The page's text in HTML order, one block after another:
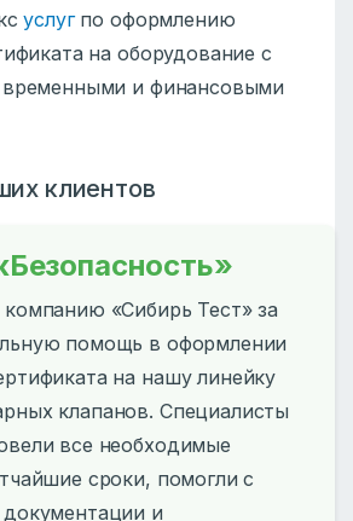
услугпо оформлению
на оборудование с
и финансовыми
клиентов
«Сибирь Тест» за
помощь в оформлении
на нашу линейку
клапанов. Специалисты
все необходимые
сроки, помогли с
и